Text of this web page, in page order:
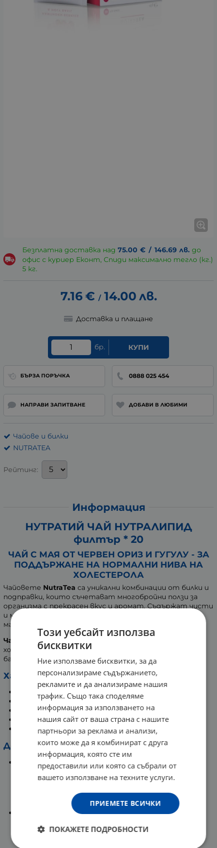
Безплатна доставка над 75.00 € / 146.69 лв. до
офис с куриер Еконт, Спиди максимално тегло (кг.)
5 кг.
7.16 € / 14.00 лв.
Доставка и плащане
бр. КУПИ
БЪРЗА ПОРЪЧКА 0888 025 454
НАПРАВИ ЗАПИТВАНЕ ДОБАВИ В ЛЮБИМИ
Чайове и билки
NUTRATEA
Рейтинг:
Информация
НУТРАТИЙ ЧАЙ НУТРАЛИПИД
филтър * 20
ЧАЙ С МАЯ ОТ ЧЕРВЕН ОРИЗ И ГУГУЛУ - ЗА
ПОДДЪРЖАНЕ НА НОРМАЛНИ НИВА НА
ХОЛЕСТЕРОЛА
Чайовете NutraTea са уникални комбинации от билки и
подправки, които съчетават многобройни ползи за
организма с прекрасен вкус и аромат. Съдържат чисти
и мощни екстракти, експертно комбинирани за
максимално качество.
Чаят Нутралипид
холестерол, като едновременно с това подобрява
баланса на кръвното налягане в тялото.
Характеристики:
Подходящ за вегани и вегетарианци.
Без млечни продукти.
Без глутен и пшеница.
Без сол и захар.
Без изкуствени оцветители.
Действия на активните съставки:
Червен ориз, артишок, чесън, сминдух и
зелен чай
подпомагат метаболизма на липидите.
Кора от канела, свещен босилек и чесън
Допринасят за поддържане на нормална сърдечна
Този уебсайт използва
бисквитки
Ние използваме бисквитки, за да
персонализираме съдържанието,
рекламите и да анализираме нашия
трафик. Също така споделяме
информация за използването на
нашия сайт от ваша страна с нашите
партньори за реклама и анализи,
които може да я комбинират с друга
информация, която сте им
предоставили или която са събрали от
вашето използване на техните услуги.
ПРИЕМЕТЕ ВСИЧКИ
ПОКАЖЕТЕ ПОДРОБНОСТИ